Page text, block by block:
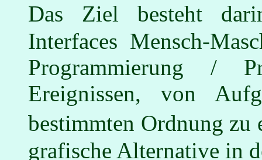
Das Ziel besteht
Interfaces Mensch-
Programmierung /
Ereignissen, von
bestimmten Ordnung
grafische Alternative in